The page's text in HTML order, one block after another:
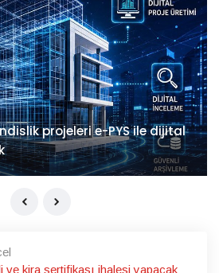
projeleri e-PYS ile dijital
ve kira sertifikası ihalesi yapacak